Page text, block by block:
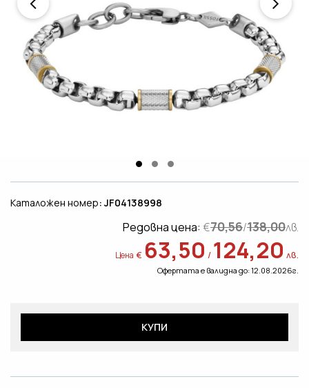
Каталожен номер: JF04138998
Редовна цена: €70,56/138,00лв.
Цена € 63,50 / 124,20 лв.
Офертата е валидна до: 12.08.2026г.
КУПИ